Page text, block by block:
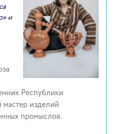
и
Республики
изделий
промыслов.